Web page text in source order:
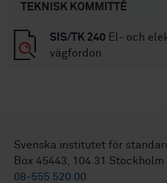
TEKNISK KOMMITTÉ
SIS/TK 240 El- och
vägfordon
Svenska institutet för
Box 45443, 104 31 Stockholm
08-555 520 00